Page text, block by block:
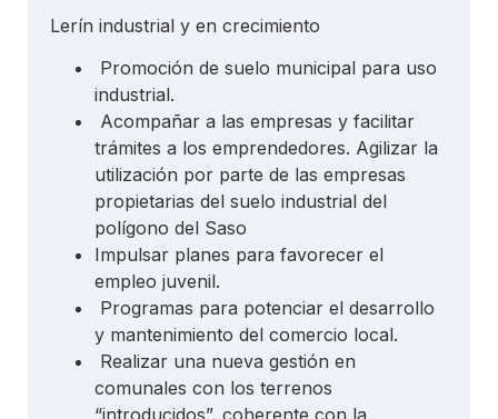
Lerín industrial y en crecimiento
Promoción de suelo municipal para uso
industrial.
Acompañar a las empresas y facilitar
trámites a los emprendedores. Agilizar la
utilización por parte de las empresas
propietarias del suelo industrial del
polígono del Saso
Impulsar planes para favorecer el
empleo juvenil.
Programas para potenciar el desarrollo
y mantenimiento del comercio local.
Realizar una nueva gestión en
comunales con los terrenos